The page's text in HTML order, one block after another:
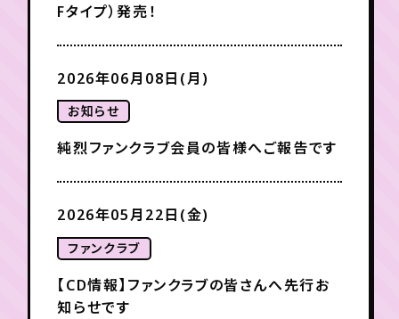
Fタイプ）発売！
2026年06月08日(月)
お知らせ
純烈ファンクラブ会員の皆様へご報告です
2026年05月22日(金)
ファンクラブ
【CD情報】ファンクラブの皆さんへ先行お
知らせです